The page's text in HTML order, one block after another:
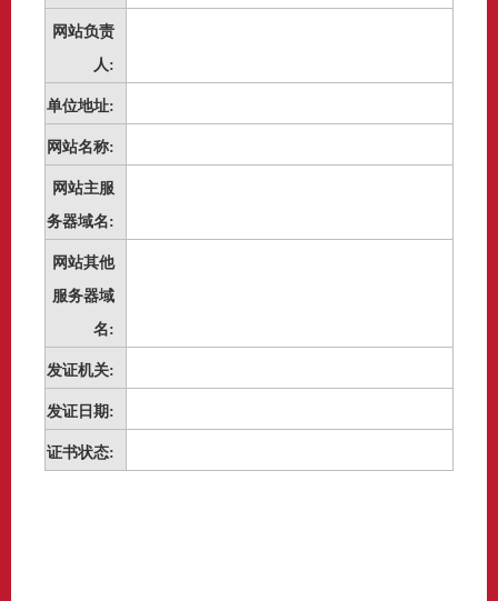
网站负责
人:
单位地址:
网站名称:
网站主服
务器域名:
网站其他
服务器域
名:
发证机关:
发证日期:
证书状态: